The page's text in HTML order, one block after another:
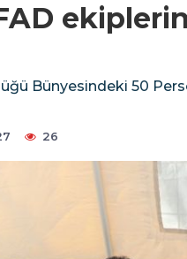
Bünyesindeki 50
26